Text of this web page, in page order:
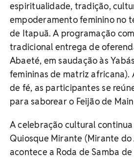
espiritualidade, tradição,
empoderamento feminino no
de Itapuã.A programação
tradicional entrega de
Abaeté, em saudação às
femininas de matriz africana).
de fé, as participantes se
para saborear o Feijão de
A celebração cultural
Quiosque Mirante (Mirante do
acontece a Roda de Samba